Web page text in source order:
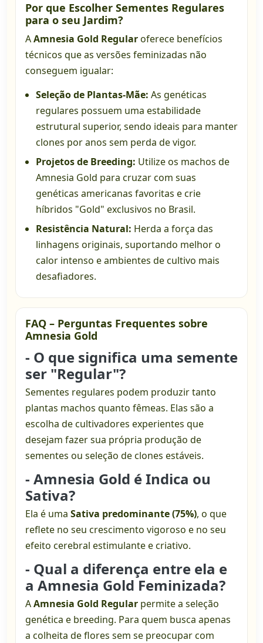
Por que Escolher Sementes Regulares
para o seu Jardim?
AAmnesia Gold Regularoferece benefícios
técnicos que as versões feminizadas não
conseguem igualar:
Seleção de Plantas-Mãe: As genéticas
regulares possuem uma estabilidade
estrutural superior, sendo ideais para manter
clones por anos sem perda de vigor.
Projetos de Breeding: Utilize os machos de
Amnesia Gold para cruzar com suas
genéticas americanas favoritas e crie
híbridos "Gold" exclusivos no Brasil.
Resistência Natural: Herda a força das
linhagens originais, suportando melhor o
calor intenso e ambientes de cultivo mais
desafiadores.
FAQ – Perguntas Frequentes sobre
Amnesia Gold
- O que significa uma semente
ser "Regular"?
Sementes regulares podem produzir tanto
plantas machos quanto fêmeas. Elas são a
escolha de cultivadores experientes que
desejam fazer sua própria produção de
sementes ou seleção de clones estáveis.
- Amnesia Gold é Indica ou
Sativa?
Ela é uma Sativa predominante (75%), o que
reflete no seu crescimento vigoroso e no seu
efeito cerebral estimulante e criativo.
- Qual a diferença entre ela e
a Amnesia Gold Feminizada?
AAmnesia Gold Regular permite a seleção
genética e breeding. Para quem busca apenas
a colheita de flores sem se preocupar com